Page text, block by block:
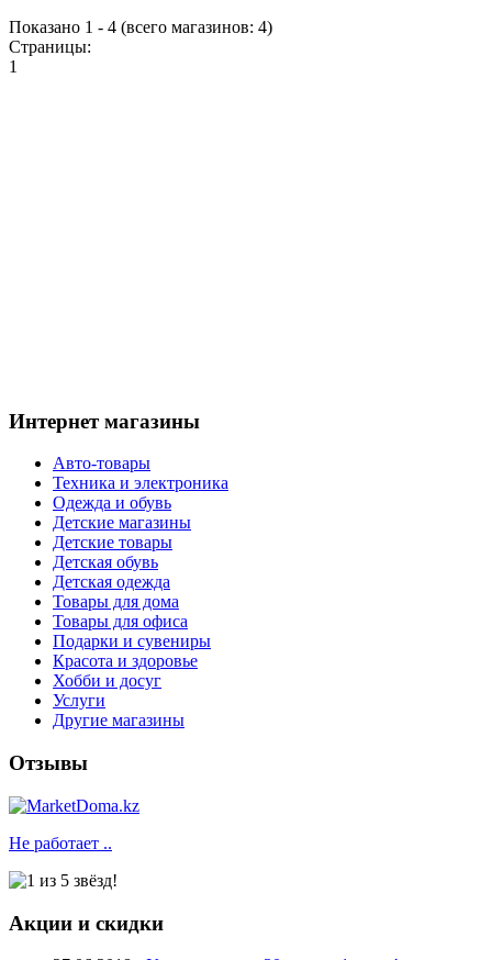
Показано 1 - 4 (всего магазинов: 4)
Страницы:
1
Интернет магазины
Авто-товары
Техника и электроника
Одежда и обувь
Детские магазины
Детские товары
Детская обувь
Детская одежда
Товары для дома
Товары для офиса
Подарки и сувениры
Красота и здоровье
Хобби и досуг
Услуги
Другие магазины
Отзывы
Не работает ..
Акции и скидки